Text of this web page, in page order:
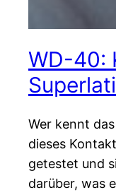
WD-40:
Wer kennt
dieses
getestet und
darüber, was